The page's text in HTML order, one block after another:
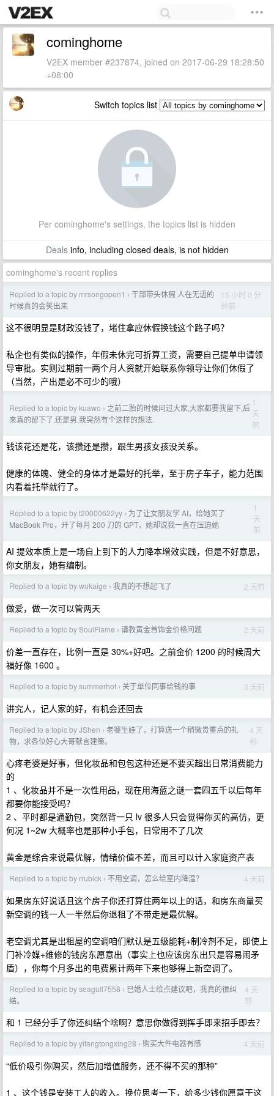
cominghome
V2EX member #237874, joined on 2017-06-29 18:28:50
+08:00
Switch topics list
Per cominghome's settings, the topics list is hidden
Dealsinfo, including closed deals, is not hidden
cominghome's recent replies
Replied to a topic by mrsongopen1 › 干部带头休假 人在无语的
时候真的会笑出来
15 小时 0 分
钟前
这不很明显是财政没钱了，堵住拿应休假换钱这个路子吗？
私企也有类似的操作，年假未休完可折算工资，需要自己提单申请领
导审批。实则过期前一两个月人资就开始联系你领导让你们休假了
（当然，产出是必不可少的哦）
Replied to a topic by kuawo › 之前二胎的时候问过大家,大家都要我留下,后
来真的留下了.还是男.我突然有个这样的想法.
1
天
前
钱该花还是花，该攒还是攒，跟生男孩女孩没关系。
健康的体魄、健全的身体才是最好的托举，至于房子车子，能力范围
内看着托举就行了。
Replied to a topic by t20000622yy › 为了让女朋友学 AI，给她买了
MacBook Pro，开了每月 200 刀的 GPT，她却说我一直在压迫她
1
天
前
AI 提效本质上是一场自上到下的人力降本增效实践，但是不好意思，
你女朋友，她有编制。
Replied to a topic by wukaige › 我真的不想起飞了 2 天前
做爱，做一次可以管两天
Replied to a topic by SoulFlame › 请教黄金首饰金价格问题 2 天前
价差一直存在，比例一直是 30%+好吧。之前金价 1200 的时候周大
福好像 1600 。
Replied to a topic by summerhot › 关于单位同事给钱的事 3 天前
讲究人，记人家的好，有机会还回去
Replied to a topic by JShen › 老婆生娃了，打算送一个稍微贵重点的礼
物，求各位好心大哥献言建策。
4 天
前
心疼老婆是好事，但化妆品和包包这种还是不要买超出日常消费能力
的
1 、化妆品并不是一次性用品，现在用海蓝之谜一套四五千以后每年
都要你能接受吗？
2 、平时都是通勤包，突然背一只 lv 很多人只会觉得你买的高仿，更
何况 1~2w 大概率也是那种小手包，日常用不了几次
黄金是综合来说最优解，情绪价值不差，而且可以计入家庭资产表
Replied to a topic by rrubick › 不用空调，怎么给室内降温？ 4 天前
如果房东好说话且这个房子你还打算住两年以上的话，和房东商量买
新空调的钱一人一半然后你退租了不带走是最优解。
老空调尤其是出租屋的空调咱们默认是五级能耗+制冷剂不足，即使上
门补冷媒+维修的钱房东愿意出（事实上也应该房东出只是容易闹矛
盾），你每个月多出的电费累计两年下来也够得上新空调了。
Replied to a topic by seagull7558 › 已婚人士给点建议吧，我真的很纠
结。
4 天
前
和 1 已经分手了你还纠结个啥啊？意思你做得到挥手即来招手即去？
Replied to a topic by yifangtongxing28 › 购买大件电器有感 4 天前
“低价吸引你购买，然后加增值服务，还不得不买的那种”
1 、这个钱是安装工人的收入。换位思考一下，给多少钱你愿意干这